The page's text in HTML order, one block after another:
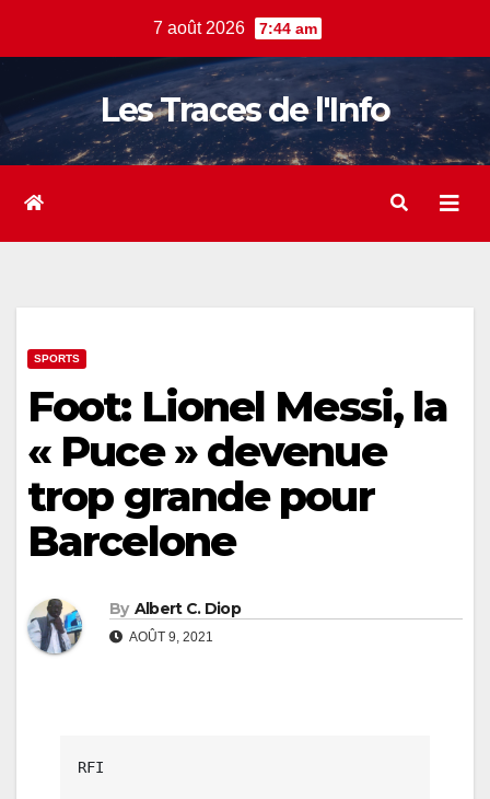
7 août 2026 7:44 am
Les Traces de l'Info
SPORTS
Foot: Lionel Messi, la
« Puce » devenue
trop grande pour
Barcelone
By Albert C. Diop
AOÛT 9, 2021
RFI